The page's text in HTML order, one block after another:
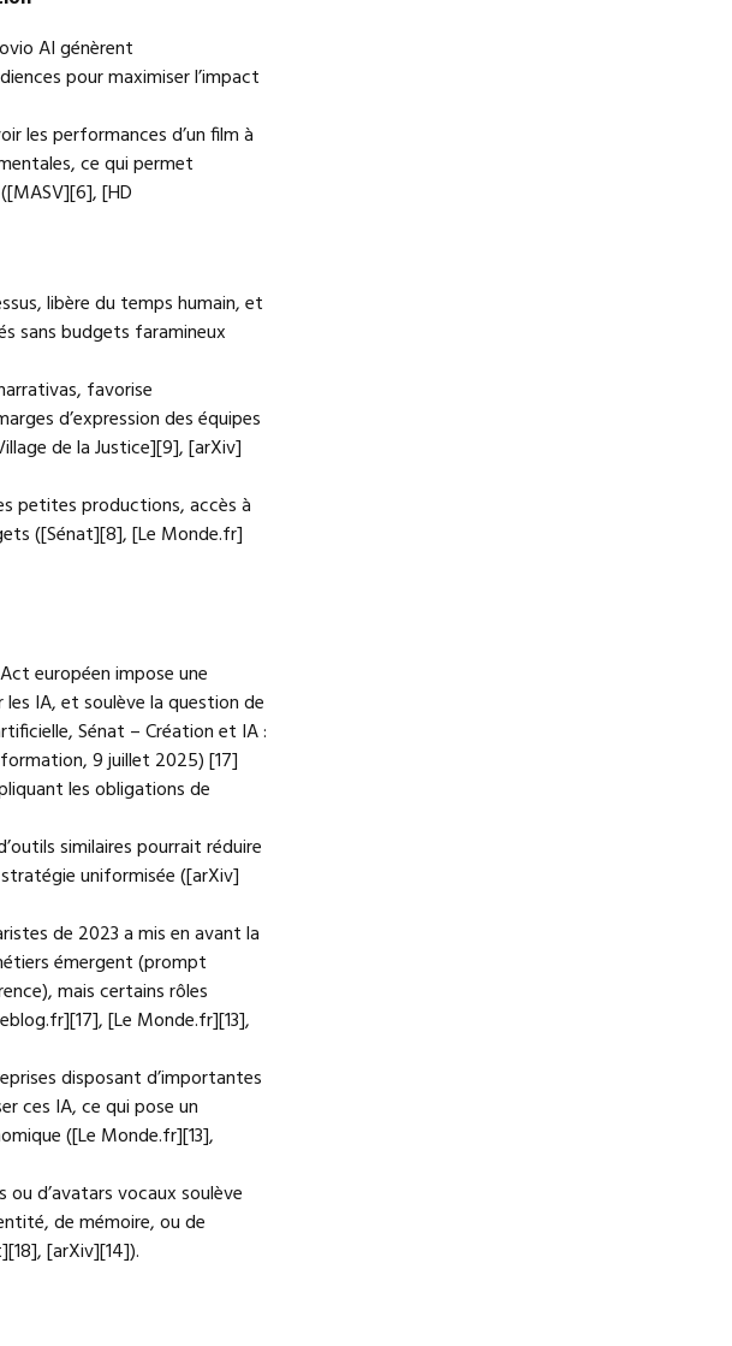
AI génèrent
pour maximiser l’impact
les performances d’un film à
ce qui permet
[HD
libère du temps humain, et
sans budgets faramineux
favorise
d’expression des équipes
de la Justice][9], [arXiv]
petites productions, accès à
([Sénat][8], [Le Monde.fr]
européen impose une
IA, et soulève la question de
Sénat – Création et IA :
9 juillet 2025) [17]
les obligations de
similaires pourrait réduire
uniformisée ([arXiv]
de 2023 a mis en avant la
émergent (prompt
mais certains rôles
[Le Monde.fr][13],
disposant d’importantes
ces IA, ce qui pose un
([Le Monde.fr][13],
d’avatars vocaux soulève
de mémoire, ou de
[arXiv][14]).